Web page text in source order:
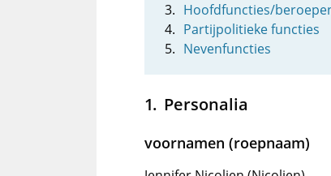
Hoofdfuncties/
Partijpolitieke functies
Nevenfuncties
Personalia
voornamen (roepnaam)